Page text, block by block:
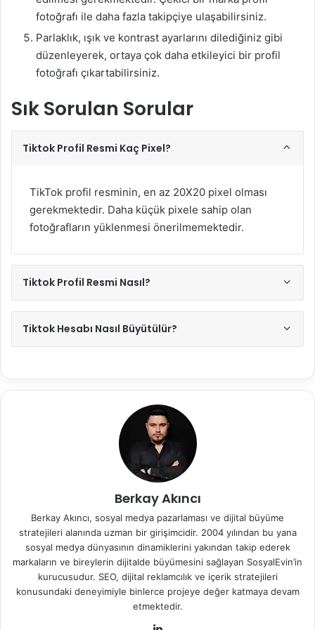
fotoğrafı ile daha fazla takipçiye ulaşabilirsiniz.
Parlaklık, ışık ve kontrast ayarlarını dilediğiniz gibi
düzenleyerek, ortaya çok daha etkileyici bir profil
fotoğrafı çıkartabilirsiniz.
Sık Sorulan Sorular
Tiktok Profil Resmi Kaç Pixel?
TikTok profil resminin, en az 20X20 pixel olması
gerekmektedir. Daha küçük pixele sahip olan
fotoğrafların yüklenmesi önerilmemektedir.
Tiktok Profil Resmi Nasıl?
Tiktok Hesabı Nasıl Büyütülür?
Berkay Akıncı
Berkay Akıncı, sosyal medya pazarlaması ve dijital büyüme
stratejileri alanında uzman bir girişimcidir. 2004 yılından bu yana
sosyal medya dünyasının dinamiklerini yakından takip ederek
markaların ve bireylerin dijitalde büyümesini sağlayan SosyalEvin’in
kurucusudur. SEO, dijital reklamcılık ve içerik stratejileri
konusundaki deneyimiyle binlerce projeye değer katmaya devam
etmektedir.